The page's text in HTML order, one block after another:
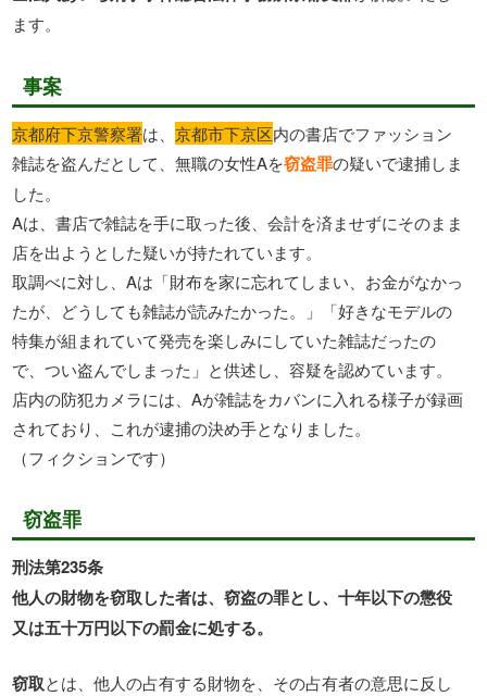
ます。
事案
京都府下京警察署は、京都市下京区内の書店でファッション
雑誌を盗んだとして、無職の女性Aを窃盗罪の疑いで逮捕しま
した。
Aは、書店で雑誌を手に取った後、会計を済ませずにそのまま
店を出ようとした疑いが持たれています。
取調べに対し、Aは「財布を家に忘れてしまい、お金がなかっ
たが、どうしても雑誌が読みたかった。」「好きなモデルの
特集が組まれていて発売を楽しみにしていた雑誌だったの
で、つい盗んでしまった」と供述し、容疑を認めています。
店内の防犯カメラには、Aが雑誌をカバンに入れる様子が録画
されており、これが逮捕の決め手となりました。
（フィクションです）
窃盗罪
刑法第235条
他人の財物を窃取した者は、窃盗の罪とし、十年以下の懲役
又は五十万円以下の罰金に処する。
窃取とは、他人の占有する財物を、その占有者の意思に反し